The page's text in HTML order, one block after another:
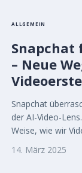
ALLGEMEIN
Snapchat
– Neue
Snapchat
der AI-Video-
Weise, wie wir
14. März 2025